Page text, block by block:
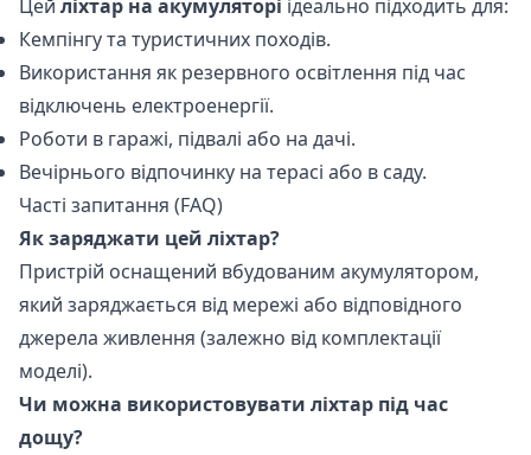
Цей ліхтар на акумуляторі ідеально підходить для:
Кемпінгу та туристичних походів.
Використання як резервного освітлення під час
відключень електроенергії.
Роботи в гаражі, підвалі або на дачі.
Вечірнього відпочинку на терасі або в саду.
Часті запитання (FAQ)
Як заряджати цей ліхтар?
Пристрій оснащений вбудованим акумулятором,
який заряджається від мережі або відповідного
джерела живлення (залежно від комплектації
моделі).
Чи можна використовувати ліхтар під час
дощу?